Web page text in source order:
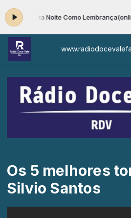
- Esta Noite Como
Os 5 melhores
Silvio Santos